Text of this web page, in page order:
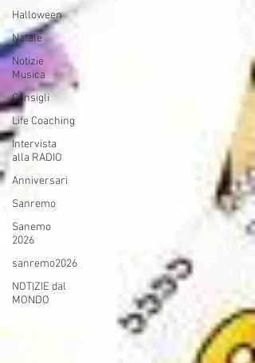
Halloween
Natale
Notizie
Musica
Consigli
Life Coaching
Intervista
alla RADIO
Anniversari
Sanremo
Sanemo
2026
sanremo2026
NOTIZIE dal
MONDO